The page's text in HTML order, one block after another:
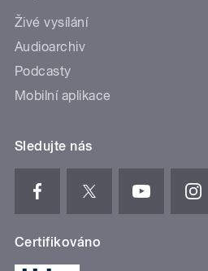
Živé vysílání
Audioarchiv
Podcasty
Mobilní aplikace
Sledujte nás
Certifikováno